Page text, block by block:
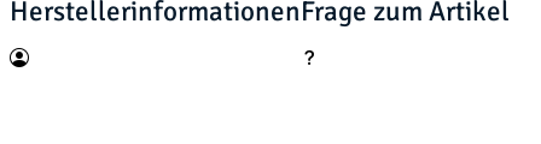
HerstellerinformationenFrage zum Artikel